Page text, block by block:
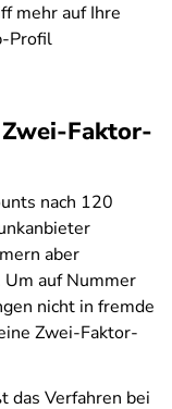
mehr auf Ihre
Profil
Faktor-
nach 120
aber
auf Nummer
nicht in fremde
Zwei-Faktor-
das Verfahren bei